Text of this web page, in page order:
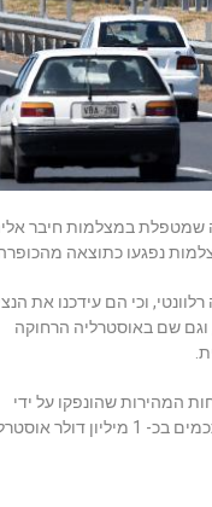
שמטפלת במצלמות חיבר
וכי הם עידכנו את
שם באוסטרליה הרחוקה
המהירות שהונפקו על ידי